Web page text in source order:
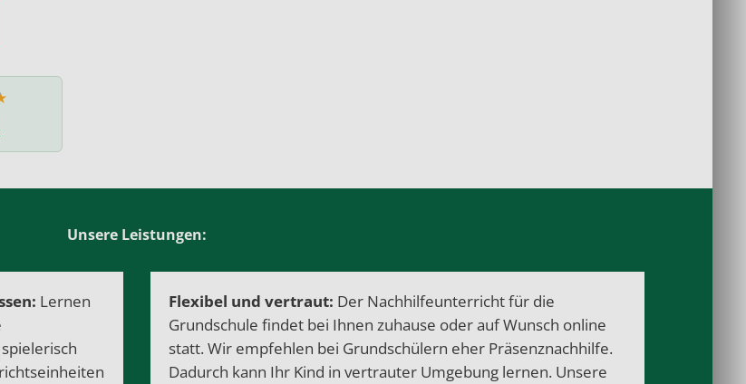
Unsere Leistungen:
Lernen
Flexibel und vertraut: Der Nachhilfeunterricht für die
Grundschule findet bei Ihnen zuhause oder auf Wunsch online
statt. Wir empfehlen bei Grundschülern eher Präsenznachhilfe.
Dadurch kann Ihr Kind in vertrauter Umgebung lernen. Unsere